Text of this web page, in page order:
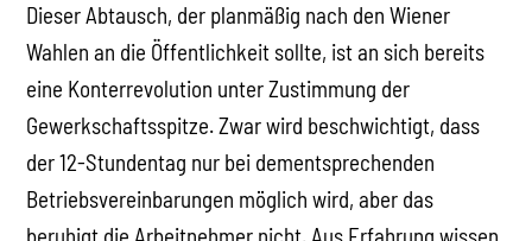
Dieser Abtausch, der planmäßig nach den Wiener
Wahlen an die Öffentlichkeit sollte, ist an sich bereits
eine Konterrevolution unter Zustimmung der
Gewerkschaftsspitze. Zwar wird beschwichtigt, dass
der 12-Stundentag nur bei dementsprechenden
Betriebsvereinbarungen möglich wird, aber das